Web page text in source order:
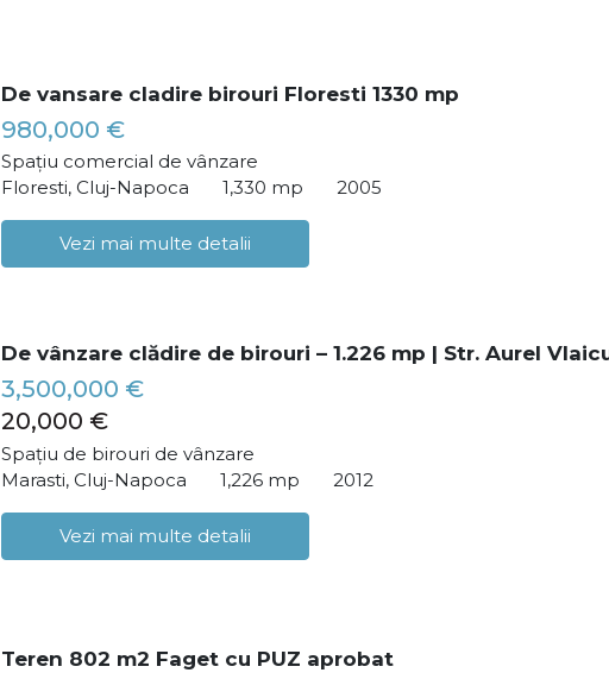
De vansare cladire birouri Floresti 1330 mp
980,000 €
Spațiu comercial de vânzare
Floresti, Cluj-Napoca
1,330 mp 2005
Vezi mai multe detalii
De vânzare clădire de birouri – 1.226 mp | Str. Aurel
3,500,000 €
20,000 €
Spațiu de birouri de vânzare
Marasti, Cluj-Napoca
1,226 mp 2012
Vezi mai multe detalii
Teren 802 m2 Faget cu PUZ aprobat